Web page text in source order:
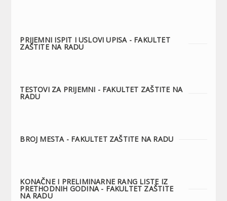
PRIJEMNI ISPIT I USLOVI UPISA - FAKULTET
ZAŠTITE NA RADU
TESTOVI ZA PRIJEMNI - FAKULTET ZAŠTITE NA
RADU
BROJ MESTA - FAKULTET ZAŠTITE NA RADU
KONAČNE I PRELIMINARNE RANG LISTE IZ
PRETHODNIH GODINA - FAKULTET ZAŠTITE
NA RADU